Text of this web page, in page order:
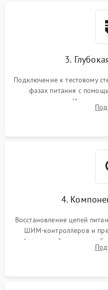
3.
Подключение к тестовому
фазах питания с
инициализации.
4.
Восстановление цепей
ШИМ-контроллеров и
инфракрасной станции
чипа и дефектной